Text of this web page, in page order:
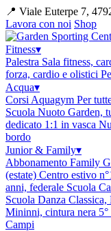
📍 Viale Euterpe 7,
Lavora con noi Shop
Fitness▾
Palestra Sala fitness,
forza, cardio e olistici
Acqua▾
Corsi Aquagym Per
Scuola Nuoto Garden,
dedicato 1:1 in vasca
bordo
Junior & Family▾
Abbonamento Family
(estate) Centro estivo
anni, federale Scuola
Scuola Danza
Mininni, cintura nera 5°
Campi